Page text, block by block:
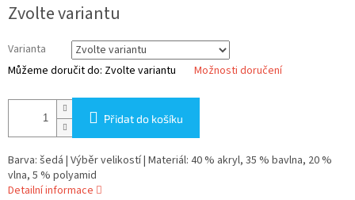
cena:
Zvolte variantu
Varianta
Můžeme doručit do: Zvolte variantu Možnosti doručení
Přidat do košíku
Barva: šedá | Výběr velikostí | Materiál: 40 % akryl, 35 % bavlna, 20 %
vlna, 5 % polyamid
Detailní informace